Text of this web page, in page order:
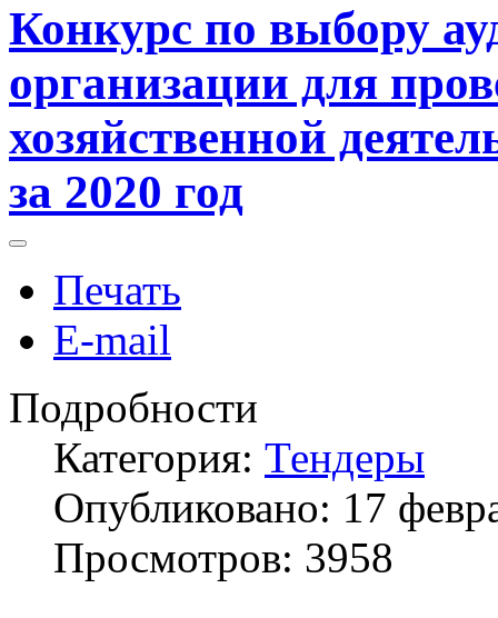
Конкурс по выбору
организации для
хозяйственной
за 2020 год
Печать
E-mail
Подробности
Категория: Тендеры
Опубликовано: 17
Просмотров: 3958